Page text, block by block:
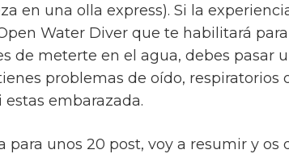
en una olla express). Si la
Water Diver que te habilitará
de meterte en el agua, debes pasar
problemas de oído, respiratorios
embarazada.
para unos 20 post, voy a resumir y os